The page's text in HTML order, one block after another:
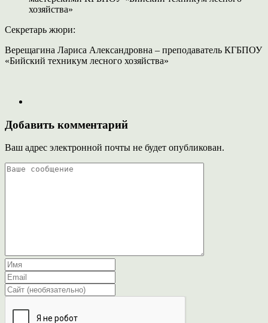
хозяйства»
Секретарь жюри:
Верещагина Лариса Александровна – преподаватель КГБПОУ
«Бийский техникум лесного хозяйства»
Добавить комментарий
Ваш адрес электронной почты не будет опубликован.